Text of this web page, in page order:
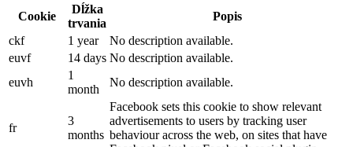
Cookie
Dĺžka
trvania
Popis
ckf
1 year
No description available.
euvf
14 days No description available.
euvh
1
month
No description available.
fr
3
months
Facebook sets this cookie to show relevant
advertisements to users by tracking user
behaviour across the web, on sites that have